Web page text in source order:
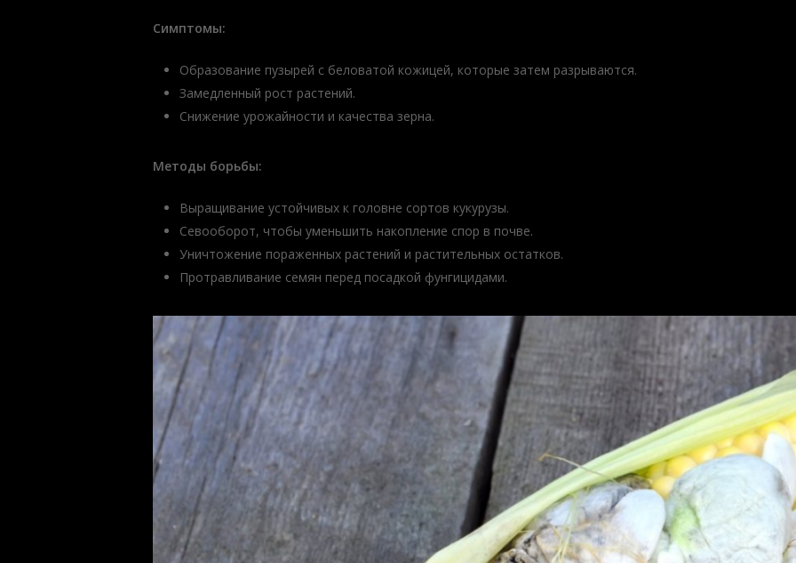
Симптомы:
Образование пузырей с беловатой кожицей, которые затем разрываются.
Замедленный рост растений.
Снижение урожайности и качества зерна.
Методы борьбы:
Выращивание устойчивых к головне сортов кукурузы.
Севооборот, чтобы уменьшить накопление спор в почве.
Уничтожение пораженных растений и растительных остатков.
Протравливание семян перед посадкой фунгицидами.